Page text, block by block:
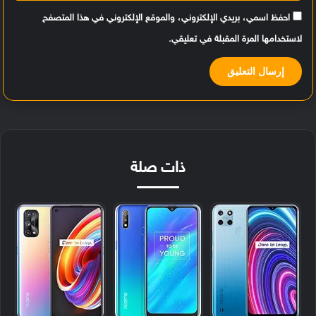
احفظ اسمي، بريدي الإلكتروني، والموقع الإلكتروني في هذا المتصفح
لاستخدامها المرة المقبلة في تعليقي.
ذات صلة